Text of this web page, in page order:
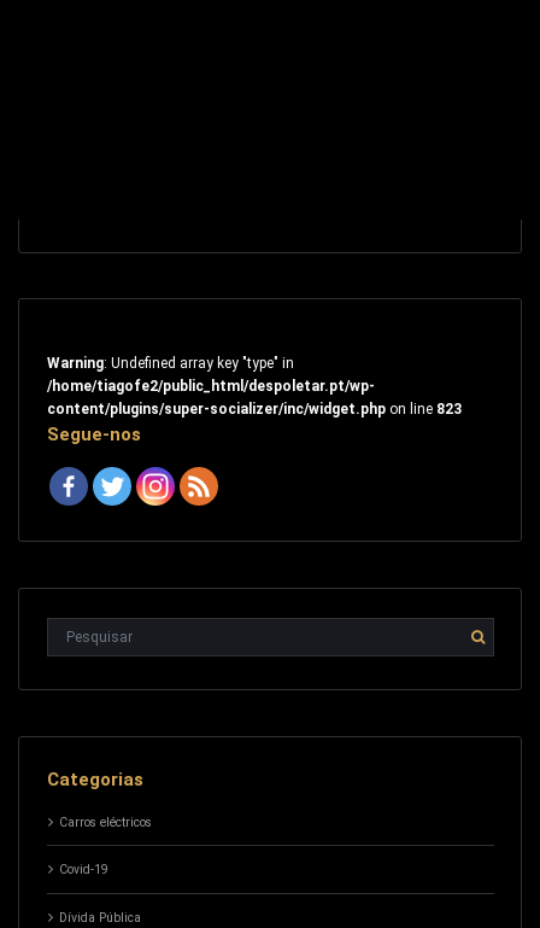
Warning: Undefined array key "type" in
/home/tiagofe2/public_html/despoletar.pt/wp-
content/plugins/super-socializer/inc/widget.phpon line 823
Segue-nos
Categorias
Carros eléctricos
Covid-19
Dívida Pública